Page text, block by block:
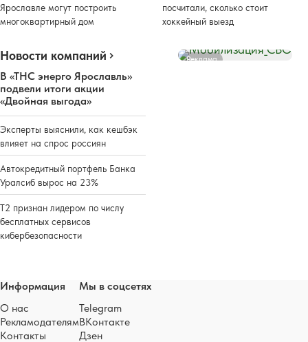
Ярославле могут построить
многоквартирный дом
посчитали, сколько стоит
хоккейный выезд
Новости компаний
В «ТНС энерго Ярославль»
подвели итоги акции
«Двойная выгода»
Эксперты выяснили, как кешбэк
влияет на спрос россиян
Автокредитный портфель Банка
Уралсиб вырос на 23%
Т2 признан лидером по числу
бесплатных сервисов
кибербезопасности
Реклама
Информация
О нас
Рекламодателям
Контакты
Мы в соцсетях
Telegram
ВКонтакте
Дзен